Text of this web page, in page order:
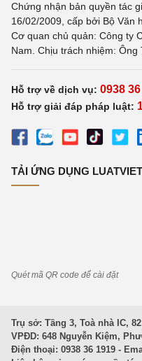
Chứng nhận bản quyền tác
16/02/2009, cấp bởi Bộ Văn
Cơ quan chủ quản: Công ty
Nam. Chịu trách nhiệm: Ông
Hỗ trợ về dịch vụ: 0938
Hỗ trợ giải đáp pháp luật:
TẢI ỨNG DỤNG
Quét mã QR code để cài đặt
Trụ sở: Tầng 3, Toà nhà IC,
VPĐD: 648 Nguyễn Kiệm,
Điện thoại: 0938 36 1919 -